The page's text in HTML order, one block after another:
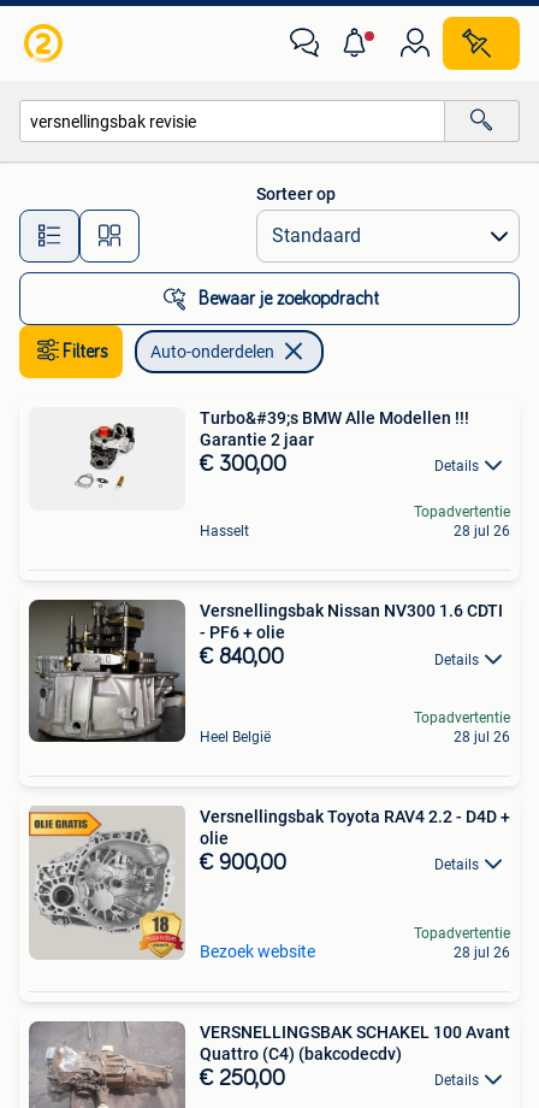
Alle afstanden…
Sorteer op
Bewaar je zoekopdracht
Filters Auto-onderdelen
Turbo&#39;s BMW Alle Modellen !!!
Garantie 2 jaar
€ 300,00 Details
Hasselt
Topadvertentie
28 jul 26
Versnellingsbak Nissan NV300 1.6 CDTI
- PF6 + olie
€ 840,00 Details
Heel België
Topadvertentie
28 jul 26
Versnellingsbak Toyota RAV4 2.2 - D4D +
olie
€ 900,00 Details
Bezoek website
Topadvertentie
28 jul 26
VERSNELLINGSBAK SCHAKEL 100 Avant
Quattro (C4) (bakcodecdv)
€ 250,00 Details